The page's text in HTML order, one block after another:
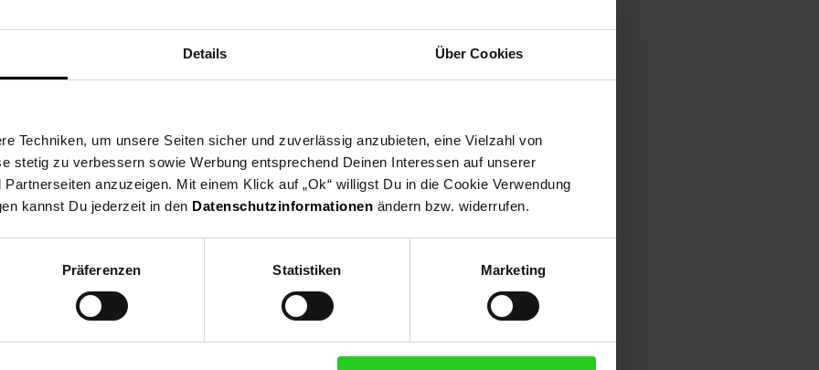
Details Über Cookies
Techniken, um unsere Seiten sicher und zuverlässig anzubieten, eine Vielzahl von
stetig zu verbessern sowie Werbung entsprechend Deinen Interessen auf unserer
anzuzeigen. Mit einem Klick auf „Ok“ willigst Du in die Cookie Verwendung
kannst Du jederzeit in den Datenschutzinformationen ändern bzw. widerrufen.
Präferenzen Statistiken Marketing